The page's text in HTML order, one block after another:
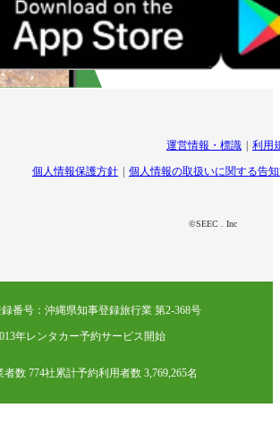
運営情報・標識 利用
個人情報保護方針 個人情報の取扱いに関する告
©SEEC . Inc
番号：沖縄県知事登録旅行業 第2-368号
年レンタカー予約サービス開始
者数 774社累計予約利用者数 3,769,265名